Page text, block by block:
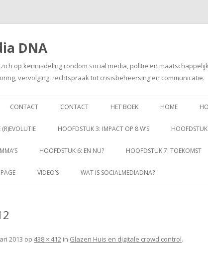
DNA
zich op kennisdeling rondom social media, politie en
vervolging, rechtspraak tot crisisbeheersing en communicatie.
naar
CONTACT CONTACT HET BOEK HOME
HOOFDSTUK 3: IMPACT OP 8 W’S
HOOFDSTUK 6: EN NU? HOOFDSTUK 7: TOEKOMST
VIDEO’S WAT IS SOCIALMEDIADNA?
2013 op 438 × 412 in Glazen Huis en digitale crowd control.